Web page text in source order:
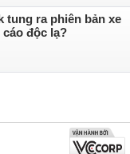
tung ra phiên bản xe
độc lạ?